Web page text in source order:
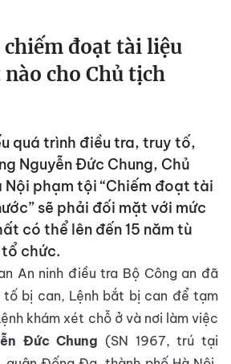
đoạt tài liệu
cho Chủ tịch
quá trình điều tra, truy tố,
Nguyễn Đức Chung, Chủ
Nội phạm tội “Chiếm đoạt tài
sẽ phải đối mặt với mức
có thể lên đến 15 năm tù
chức.
An ninh điều tra Bộ Công an đã
tố bị can, Lệnh bắt bị can để tạm
khám xét chỗ ở và nơi làm việc
Đức Chung (SN 1967, trú tại